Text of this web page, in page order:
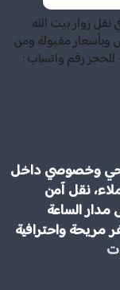
زوار بيت الله
وبأسعار مقبولة ومن
رقم واتساب :
وخصوصي داخل
نقل آمن
مدار الساعة
مريحة واحترافية